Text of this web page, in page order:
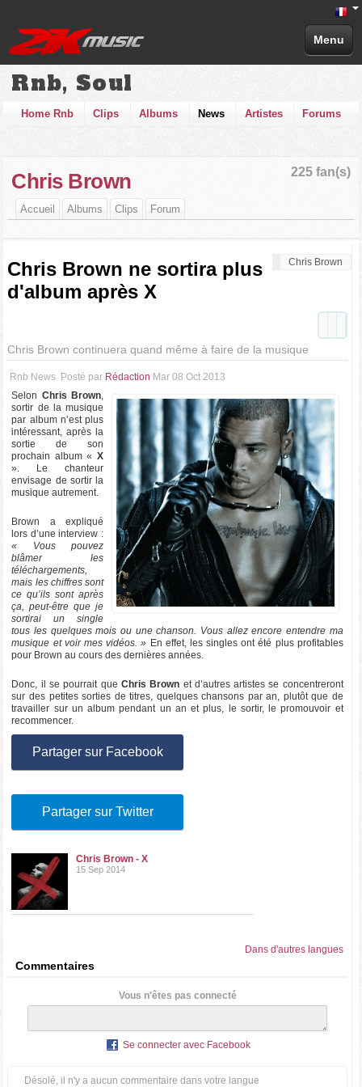
Menu
Rnb, Soul
Home Rnb Clips Albums News Artistes Forums
225 fan(s)
Chris Brown
Accueil Albums Clips Forum
Chris Brown
Chris Brown ne sortira plus
d'album après X
Chris Brown continuera quand même à faire de la musique
Rnb News Posté par Rédaction Mar 08 Oct 2013
Selon Chris Brown,
sortir de la musique
par album n’est plus
intéressant, après la
sortie de son
prochain album « X
». Le chanteur
envisage de sortir la
musique autrement.
Brown a expliqué
lors d’une interview :
« Vous pouvez
blâmer les
téléchargements,
mais les chiffres sont
ce qu’ils sont après
ça, peut-être que je
sortirai un single
tous les quelques mois ou une chanson. Vous allez encore entendre ma
musique et voir mes vidéos. » En effet, les singles ont été plus profitables
pour Brown au cours des dernières années.
Donc, il se pourrait que Chris Brown et d’autres artistes se concentreront
sur des petites sorties de titres, quelques chansons par an, plutôt que de
travailler sur un album pendant un an et plus, le sortir, le promouvoir et
recommencer.
Partager sur Facebook
Partager sur Twitter
Chris Brown - X
15 Sep 2014
Dans d'autres langues
Commentaires
Vous n'êtes pas connecté
Se connecter avec Facebook
Désolé, il n'y a aucun commentaire dans votre langue